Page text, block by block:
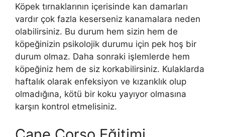
Köpek tırnaklarının içerisinde kan damarları
vardır çok fazla keserseniz kanamalara neden
olabilirsiniz. Bu durum hem sizin hem de
köpeğinizin psikolojik durumu için pek hoş bir
durum olmaz. Daha sonraki işlemlerde hem
köpeğiniz hem de siz korkabilirsiniz. Kulaklarda
haftalık olarak enfeksiyon ve kızarıklık olup
olmadığına, kötü bir koku yayıyor olmasına
karşın kontrol etmelisiniz.